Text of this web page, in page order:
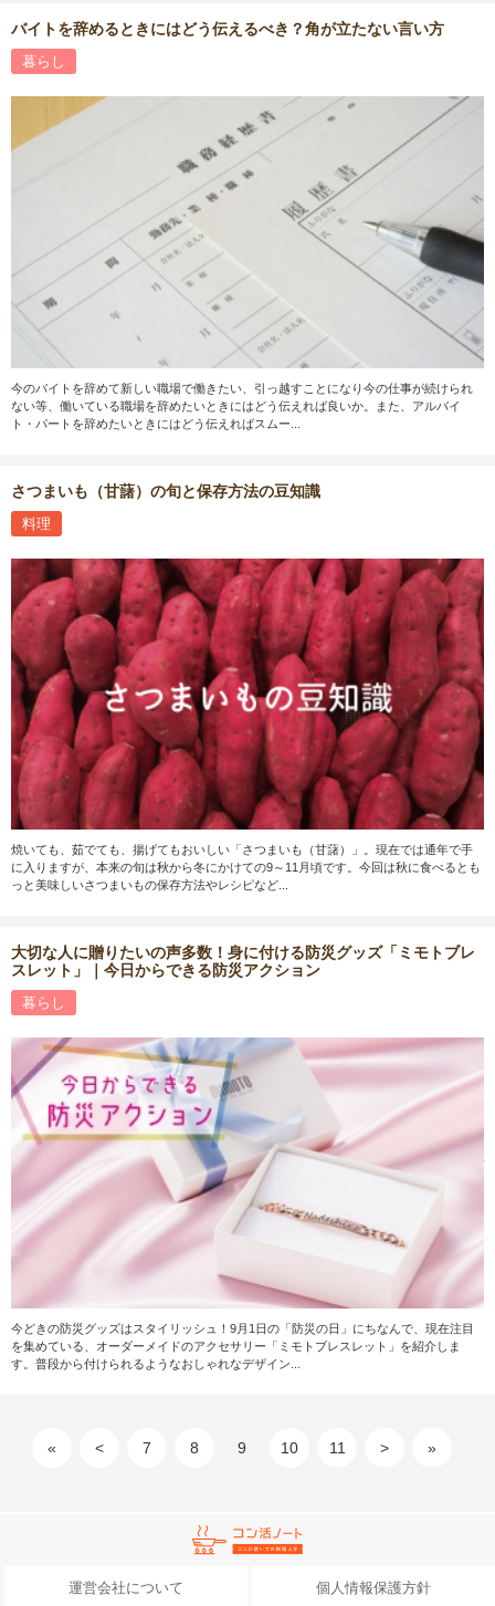
バイトを辞めるときにはどう伝えるべき？角が立たない言い方
暮らし
今のバイトを辞めて新しい職場で働きたい、引っ越すことになり今の仕事が続けられ
ない等、働いている職場を辞めたいときにはどう伝えれば良いか。また、アルバイ
ト・パートを辞めたいときにはどう伝えればスムー...
さつまいも（甘藷）の旬と保存方法の豆知識
料理
焼いても、茹でても、揚げてもおいしい「さつまいも（甘藷）」。現在では通年で手
に入りますが、本来の旬は秋から冬にかけての9～11月頃です。今回は秋に食べるとも
っと美味しいさつまいもの保存方法やレシピなど...
大切な人に贈りたいの声多数！身に付ける防災グッズ「ミモトブレ
スレット」｜今日からできる防災アクション
暮らし
今どきの防災グッズはスタイリッシュ！9月1日の「防災の日」にちなんで、現在注目
を集めている、オーダーメイドのアクセサリー「ミモトブレスレット」を紹介しま
す。普段から付けられるようなおしゃれなデザイン...
« < 7 8 9 10 11 > »
運営会社について 個人情報保護方針